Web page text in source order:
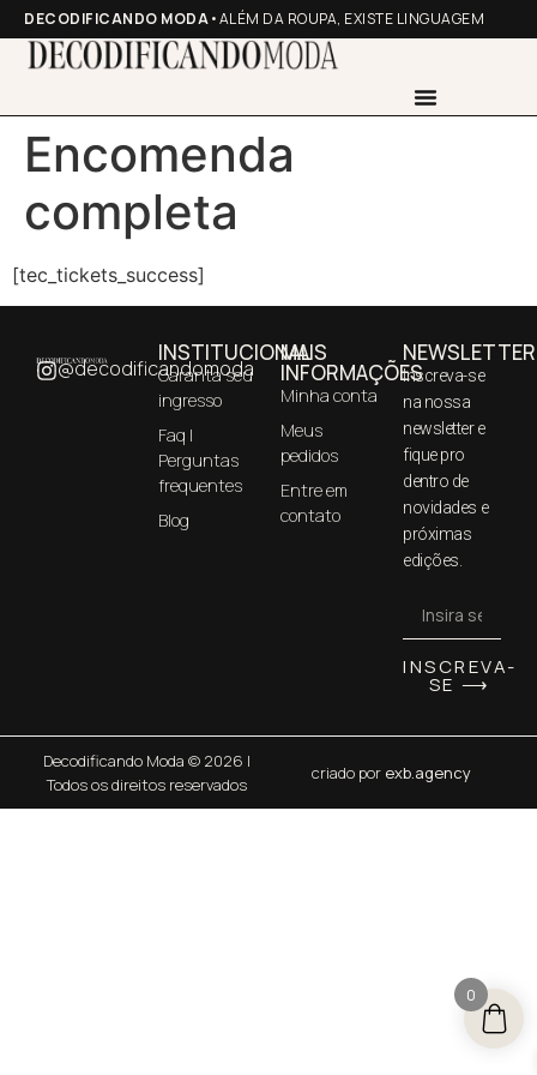
DECODIFICANDO MODA•ALÉM DA ROUPA, EXISTE LINGUAGEM
Encomenda
completa
[tec_tickets_success]
INSTITUCIONAL
Garanta seu
ingresso
Faq |
Perguntas
frequentes
Blog
MAIS
INFORMAÇÕES
Minha conta
Meus
pedidos
Entre em
contato
@decodificandomoda
NEWSLETTER
Inscreva-se
na nossa
newsletter e
fique pro
dentro de
novidades e
próximas
edições.
INSCREVA-
SE ⟶
Decodificando Moda © 2026 |
Todos os direitos reservados
criado por exb.agency
0